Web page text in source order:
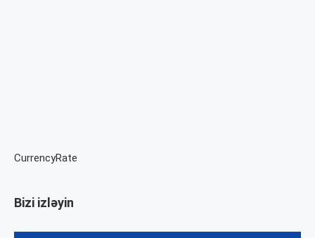
CurrencyRate
Bizi izləyin